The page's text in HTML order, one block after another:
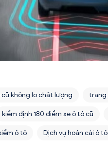
cũ không lo chất lượng trang
kiểm định 180 điểm xe ô tô cũ
ô tô Dịch vụ hoán cải ô tô